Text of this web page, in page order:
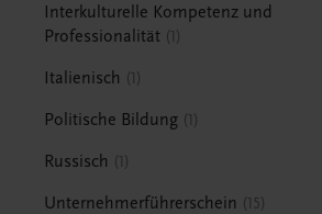
Interkulturelle Kompetenz und
Professionalität 1
Italienisch 1
Politische Bildung 1
Russisch 1
Unternehmerführerschein 15